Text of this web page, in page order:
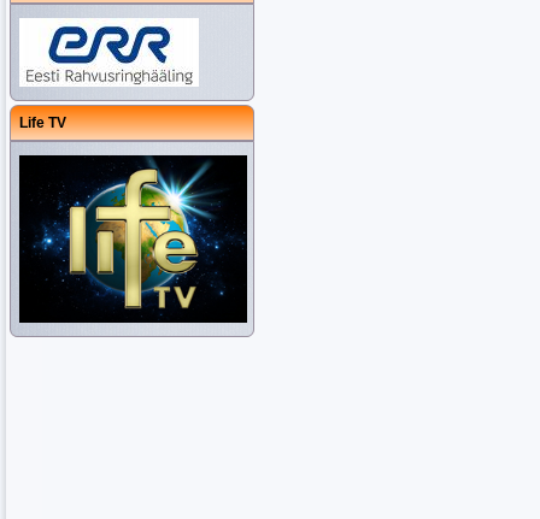
Life TV